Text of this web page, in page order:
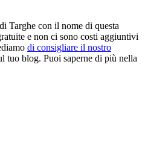
Targhe con il nome di questa
e non ci sono costi aggiuntivi
di consigliare il nostro
tuo blog. Puoi saperne di più nella